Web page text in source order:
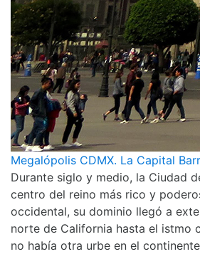
Megalópolis CDMX. La Capital
Durante siglo y medio, la Ciudad
centro del reino más rico y
occidental, su dominio llegó a
norte de California hasta el istmo
no había otra urbe en el